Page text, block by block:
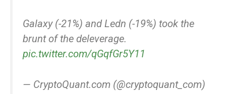
Galaxy (-21%) and Ledn (-19%) took the
brunt of the deleverage.
pic.twitter.com/qGqfGr5Y11
— CryptoQuant.com (@cryptoquant_com)